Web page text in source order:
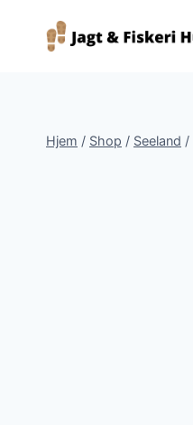
Hjem / Shop / Seeland /